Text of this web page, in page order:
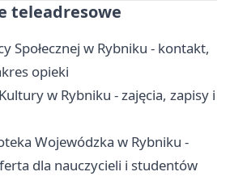
teleadresowe
Społecznej w Rybniku - kontakt,
opieki
w Rybniku - zajęcia, zapisy i
Wojewódzka w Rybniku -
dla nauczycieli i studentów